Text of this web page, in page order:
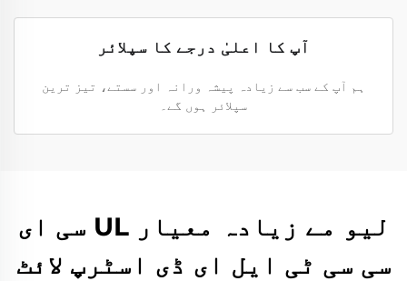
آپ کا اعلیٰ درجے کا سپلائر
ہم آپ کے سب سے زیادہ پیشہ ورانہ اور سستے، تیز ترین
سپلائر ہوں گے۔
لیو مے زیادہ معیار UL سی ای
سی سی ٹی ایل ای ڈی اسٹرپ لائٹ